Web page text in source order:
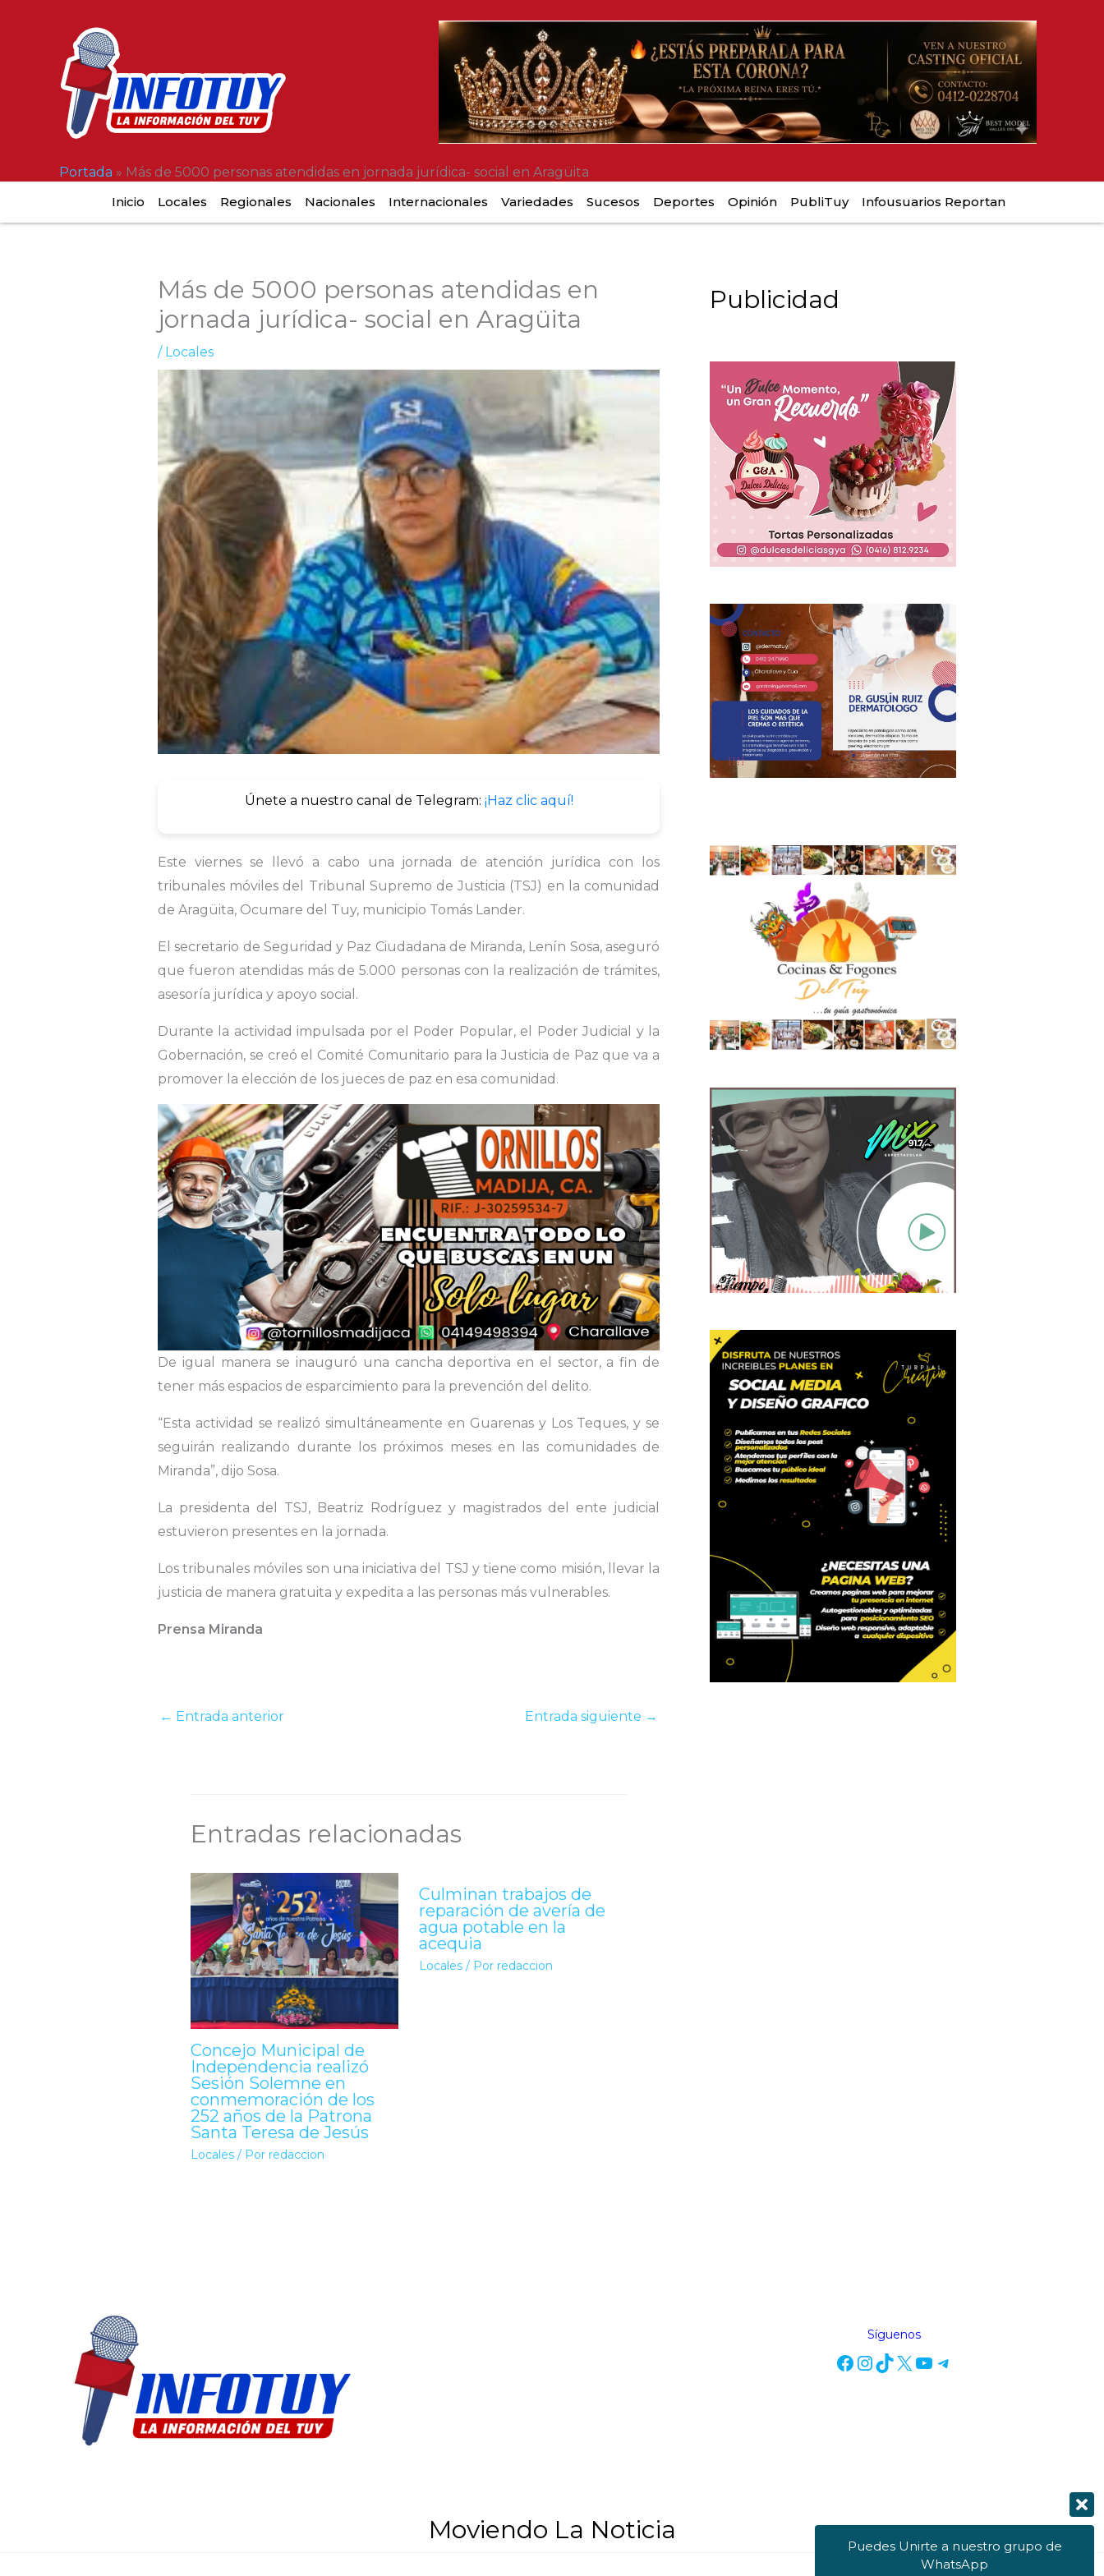
contenido
Portada » Más de 5000 personas atendidas en jornada jurídica- social en Aragüita
Inicio
Locales Regionales Nacionales Internacionales Variedades Sucesos Deportes Opinión PubliTuy Infousuarios Reportan
Más de 5000 personas atendidas en
jornada jurídica- social en Aragüita
/ Locales
Únete a nuestro canal de Telegram: ¡Haz clic aquí!
Este viernes se llevó a cabo una jornada de atención jurídica con los
tribunales móviles del Tribunal Supremo de Justicia (TSJ) en la comunidad
de Aragüita, Ocumare del Tuy, municipio Tomás Lander.
El secretario de Seguridad y Paz Ciudadana de Miranda, Lenín Sosa, aseguró
que fueron atendidas más de 5.000 personas con la realización de trámites,
asesoría jurídica y apoyo social.
Durante la actividad impulsada por el Poder Popular, el Poder Judicial y la
Gobernación, se creó el Comité Comunitario para la Justicia de Paz que va a
promover la elección de los jueces de paz en esa comunidad.
De igual manera se inauguró una cancha deportiva en el sector, a fin de
tener más espacios de esparcimiento para la prevención del delito.
“Esta actividad se realizó simultáneamente en Guarenas y Los Teques, y se
seguirán realizando durante los próximos meses en las comunidades de
Miranda”, dijo Sosa.
La presidenta del TSJ, Beatriz Rodríguez y magistrados del ente judicial
estuvieron presentes en la jornada.
Los tribunales móviles son una iniciativa del TSJ y tiene como misión, llevar la
justicia de manera gratuita y expedita a las personas más vulnerables.
Prensa Miranda
← Entrada anterior Entrada siguiente →
Entradas relacionadas
Concejo Municipal de
Independencia realizó
Sesión Solemne en
conmemoración de los
252 años de la Patrona
Santa Teresa de Jesús
Locales / Por redaccion
Culminan trabajos de
reparación de avería de
agua potable en la
acequia
Locales / Por redaccion
Publicidad
Síguenos
Moviendo La Noticia
Puedes Unirte a nuestro grupo de
WhatsApp